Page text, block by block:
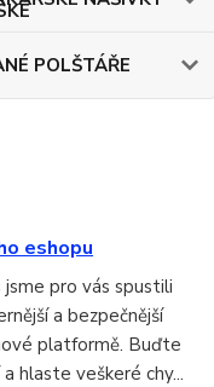
POLŠTÁŘE
eshopu
pro vás spustili
a bezpečnější
platformě. Buďte
hlaste veškeré chy...